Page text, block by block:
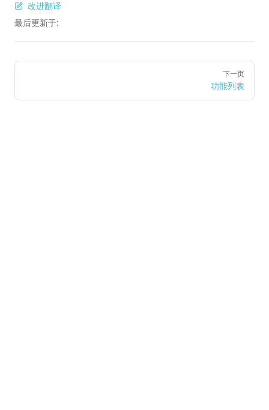
改进翻译
最后更新于:
Pager
下一页
功能列表